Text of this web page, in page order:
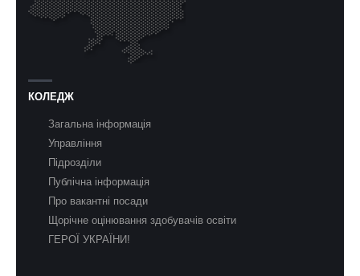
КОЛЕДЖ
Загальна інформація
Управління
Підрозділи
Публічна інформація
Про вакантні посади
Щорічне оцінювання здобувачів освіти
ГЕРОЇ УКРАЇНИ!